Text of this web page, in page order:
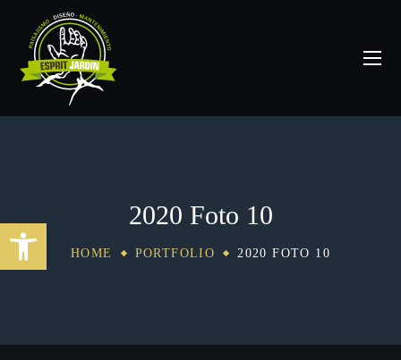
Abrir barra de herramientas
2020 Foto 10
HOME PORTFOLIO 2020 FOTO 10